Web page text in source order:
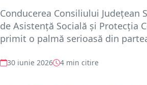
Conducerea Consiliului Județean
de Asistență Socială și Protecția
primit o palmă serioasă din
30 iunie 2026 4 min citire